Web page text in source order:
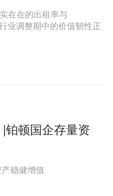
在在的出租率与
业调整期中的价值韧性正
铂顿国企存量资
稳健增值